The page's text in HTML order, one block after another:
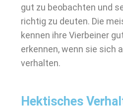
gut zu beobachten und
richtig zu deuten. Die
kennen ihre Vierbeiner
erkennen, wenn sie sich
verhalten.
Hektisches